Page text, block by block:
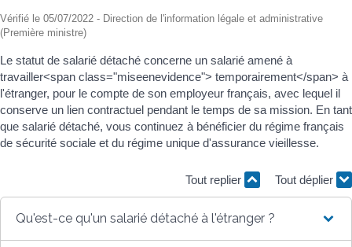
Vérifié le 05/07/2022 - Direction de l'information légale et administrative
(Première ministre)
Le statut de salarié détaché concerne un salarié amené à
travailler<span class="miseenevidence"> temporairement</span> à
l'étranger, pour le compte de son employeur français, avec lequel il
conserve un lien contractuel pendant le temps de sa mission. En tant
que salarié détaché, vous continuez à bénéficier du régime français
de sécurité sociale et du régime unique d'assurance vieillesse.
Tout replier Tout déplier
Qu'est-ce qu'un salarié détaché à l'étranger ?